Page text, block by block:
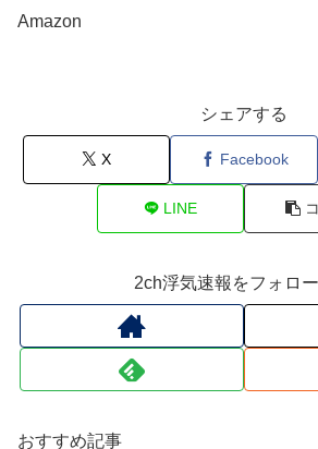
Amazon
シェアする
X Facebook
LINE
2ch浮気速報をフォロ
おすすめ記事